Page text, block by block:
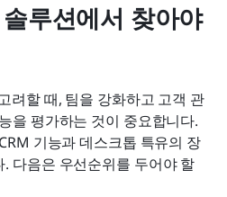
루션에서 찾아야
려할 때, 팀을 강화하고 고객 관
을 평가하는 것이 중요합니다.
기능과 데스크톱 특유의 장
다음은 우선순위를 두어야 할